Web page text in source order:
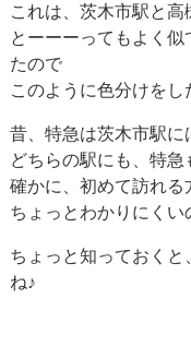
これは、茨木市駅と高
とーーーってもよく
たので
このように色分けをし
昔、特急は茨木市駅に
どちらの駅にも、特急
確かに、初めて訪れ
ちょっとわかりにくい
ちょっと知っておく
ね♪